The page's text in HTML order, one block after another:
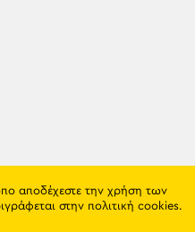
αποδέχεστε την χρήση των
στην πολιτική cookies.